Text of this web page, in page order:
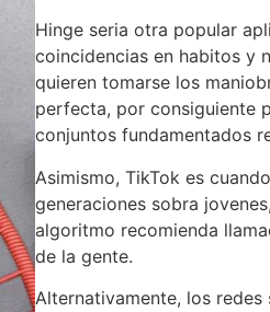
Hinge seria otra popular
coincidencias en habitos y
quieren tomarse los
perfecta, por consiguiente
conjuntos fundamentados
Asimismo, TikTok es
generaciones sobra
algoritmo recomienda
de la gente.
Alternativamente, los